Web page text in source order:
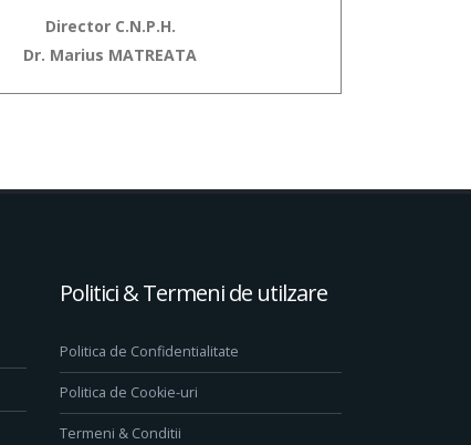
Director C.N.P.H.
Dr. Marius MATREATA
Politici & Termeni de utilzare
Politica de Confidentialitate
Politica de Cookie-uri
Termeni & Conditii